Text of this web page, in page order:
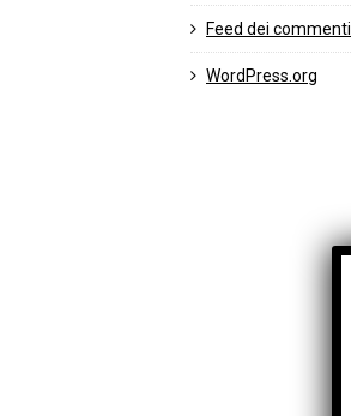
Feed dei commenti
WordPress.org